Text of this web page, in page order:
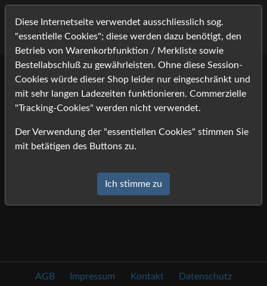
Lightbox
Die Lightbox ist leer.
Diese Internetseite verwendet ausschliesslich sog.
"essentielle Cookies"; diese werden dazu benötigt, den
Betrieb von Warenkorbfunktion / Merkliste sowie
Bestellabschluß zu gewährleisten. Ohne diese Session-
Cookies würde dieser Shop leider nur eingeschränkt und
mit sehr langen Ladezeiten funktionieren. Commerzielle
"Tracking-Cookies" werden nicht verwendet.
Der Verwendung der "essentiellen Cookies" stimmen Sie
mit betätigen des Buttons zu.
Ich stimme zu
AGB Impressum Kontakt Datenschutz